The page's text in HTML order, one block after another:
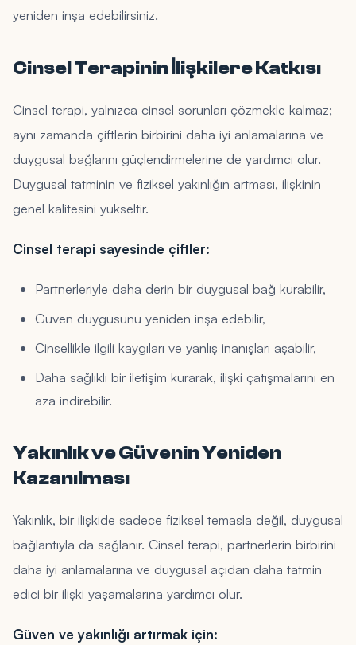
yeniden inşa edebilirsiniz.
Cinsel Terapinin İlişkilere Katkısı
Cinsel terapi, yalnızca cinsel sorunları çözmekle kalmaz;
aynı zamanda çiftlerin birbirini daha iyi anlamalarına ve
duygusal bağlarını güçlendirmelerine de yardımcı olur.
Duygusal tatminin ve fiziksel yakınlığın artması, ilişkinin
genel kalitesini yükseltir.
Cinsel terapi sayesinde çiftler:
Partnerleriyle daha derin bir duygusal bağ kurabilir,
Güven duygusunu yeniden inşa edebilir,
Cinsellikle ilgili kaygıları ve yanlış inanışları aşabilir,
Daha sağlıklı bir iletişim kurarak, ilişki çatışmalarını en
aza indirebilir.
Yakınlık ve Güvenin Yeniden
Kazanılması
Yakınlık, bir ilişkide sadece fiziksel temasla değil, duygusal
bağlantıyla da sağlanır. Cinsel terapi, partnerlerin birbirini
daha iyi anlamalarına ve duygusal açıdan daha tatmin
edici bir ilişki yaşamalarına yardımcı olur.
Güven ve yakınlığı artırmak için: